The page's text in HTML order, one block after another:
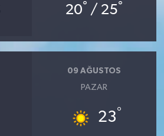
20° / 25°
09 AĞUSTOS
PAZAR
23°